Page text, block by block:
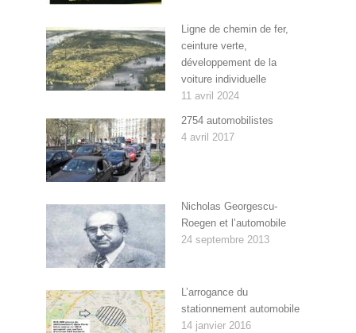
Ligne de chemin de fer,
ceinture verte,
développement de la
voiture individuelle
11 avril 2024
2754 automobilistes
4 avril 2017
Nicholas Georgescu-
Roegen et l’automobile
24 septembre 2013
L’arrogance du
stationnement automobile
14 janvier 2016